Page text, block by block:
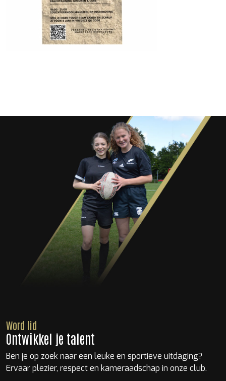
Word lid
Ontwikkel je talent
Ben je op zoek naar een leuke en sportieve uitdaging?
Ervaar plezier, respect en kameraadschap in onze club.